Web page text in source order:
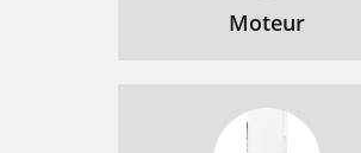
Moteur